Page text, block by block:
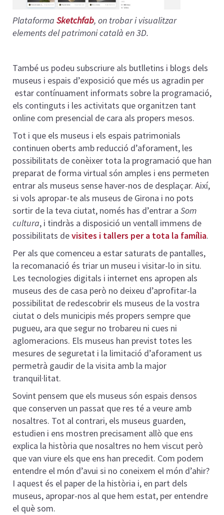
Plataforma Sketchfab, on trobar i visualitzar
elements del patrimoni català en 3D.
També us podeu subscriure als butlletins i blogs dels
museus i espais d’exposició que més us agradin per
estar contínuament informats sobre la programació,
els continguts i les activitats que organitzen tant
online com presencial de cara als propers mesos.
Tot i que els museus i els espais patrimonials
continuen oberts amb reducció d’aforament, les
possibilitats de conèixer tota la programació que han
preparat de forma virtual són amples i ens permeten
entrar als museus sense haver-nos de desplaçar. Així,
si vols apropar-te als museus de Girona i no pots
sortir de la teva ciutat, només has d’entrar a Som
cultura, i tindràs a disposició un ventall immens de
possibilitats devisites i tallers per a tota la família.
Per als que comenceu a estar saturats de pantalles,
la recomanació és triar un museu i visitar-lo in situ.
Les tecnologies digitals i internet ens apropen als
museus des de casa però no deixeu d’aprofitar-la
possibilitat de redescobrir els museus de la vostra
ciutat o dels municipis més propers sempre que
pugueu, ara que segur no trobareu ni cues ni
aglomeracions. Els museus han previst totes les
mesures de seguretat i la limitació d’aforament us
permetrà gaudir de la visita amb la major
tranquil·litat.
Sovint pensem que els museus són espais densos
que conserven un passat que res té a veure amb
nosaltres. Tot al contrari, els museus guarden,
estudien i ens mostren precisament allò que ens
explica la història que nosaltres no hem viscut però
que van viure els que ens han precedit. Com podem
entendre el món d’avui si no coneixem el món d’ahir?
I aquest és el paper de la història i, en part dels
museus, apropar-nos al que hem estat, per entendre
el què som.